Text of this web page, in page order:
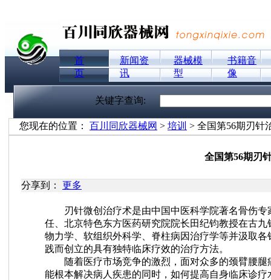
首
页
新闻资
讯
器械模
型
书籍音
像
关键字查询:
您现在的位置： 百川同欣器械网 > 培训 > 全国第56期刃针
全国第56期刃
分享到： 更多
刃针微创治疗术是由中国中医科学院著名骨伤专
任、北京特色东方医药研究院院长田纪钧教授在古九
物力学、软组织外科学、脊柱病因治疗学等并汲取
践而创立的具有独特临床疗效的治疗方法。
随着医疗市场竞争的激烈，面对众多的颈臂腰腿
能根本解决病人疾患的同时，如何提高自身临床诊